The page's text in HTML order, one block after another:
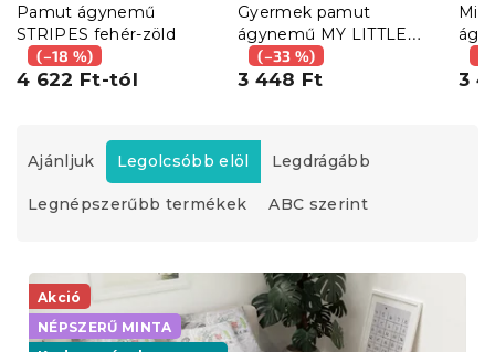
Pamut ágynemű
STRIPES fehér-zöld
(–18 %)
4 622 Ft-tól
Gyermek pamut
ágynemű MY LITTLE
PONY STARS fehér
(–33 %)
3 448 Ft 3
e
m
e
k
Ajánljuk Legolcsóbb elöl Legdrágább
Legnépszerűbb termékek ABC szerint
T
Akció
NÉPSZERŰ MINTA